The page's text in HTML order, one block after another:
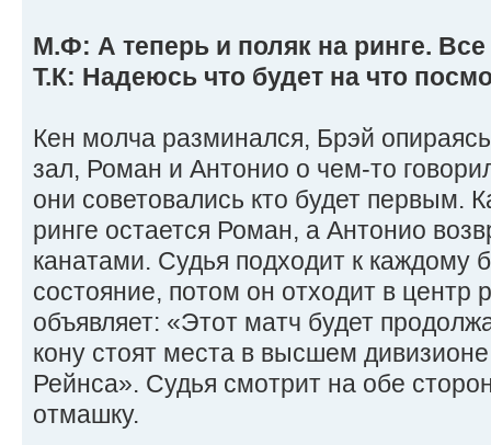
М.Ф: А теперь и поляк на ринге.
Т.К: Надеюсь что будет на что
Кен молча разминался, Брэй
зал, Роман и Антонио о чем-то
они советовались кто будет первым.
ринге остается Роман, а Антонио
канатами. Судья подходит к каждому
состояние, потом он отходит в центр
объявляет: «Этот матч будет
кону стоят места в высшем
Рейнса». Судья смотрит на обе
отмашку.